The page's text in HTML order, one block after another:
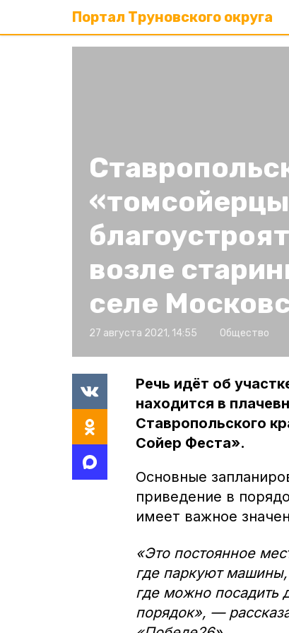
Портал Труновского округа
возле
селе
27 августа 2021, 14:55 Общество
Речь идёт об
находится в
Ставропольского
Сойер Феста».
Основные
приведение в
имеет важное
«Это постоянное
где паркуют машины,
где можно посадить
порядок», —